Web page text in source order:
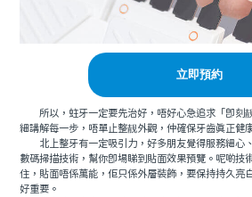
立即預約
所以，蛀牙一定要先治好，唔好心急追求「即刻
細講解每一步，唔單止整靓外觀，仲確保牙齒真正健
北上整牙有一定吸引力，好多朋友覺得服務細心
數碼掃描技術，幫你即場睇到貼面效果預覽。呢啲技
住，貼面唔係萬能，佢只係外層裝飾，要保持持久亮
好重要。